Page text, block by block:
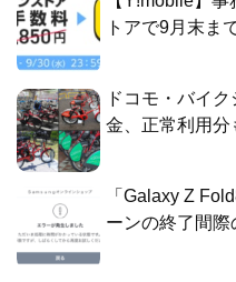
トアで9月末ま
ドコモ・バイ
金、正常利用分
「Galaxy Z
ーンの終了間際